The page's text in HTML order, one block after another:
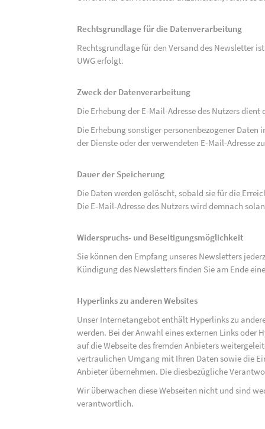
Rechtsgrundlage für die Datenverarbeitung
Rechtsgrundlage für den Versand des Newsletter ist
UWG erfolgt.
Zweck der Datenverarbeitung
Die Erhebung der E-Mail-Adresse des Nutzers
Die Erhebung sonstiger personenbezogener
der Dienste oder der verwendeten E-Mail-Adresse
Dauer der Speicherung
Die Daten werden gelöscht, sobald sie für die
Die E-Mail-Adresse des Nutzers wird demnach
Widerspruchs- und Beseitigungsmöglichkeit
Sie können den Empfang unseres Newsletters
Kündigung des Newsletters finden Sie am Ende
Hyperlinks zu anderen Websites
Unser Internetangebot enthält Hyperlinks zu
werden. Bei der Anwahl eines externen Links oder
auf die Webseite des fremden Anbieters
vertraulichen Umgang mit Ihren Daten sowie die
Anbieter übernehmen. Die diesbezügliche
Wir überwachen diese Webseiten nicht und sind
verantwortlich.